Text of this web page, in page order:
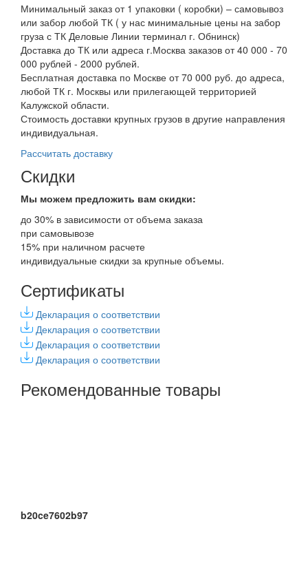
Минимальный заказ от 1 упаковки ( коробки) – самовывоз
или забор любой ТК ( у нас минимальные цены на забор
груза с ТК Деловые Линии терминал г. Обнинск)
Доставка до ТК или адреса г.Москва заказов от 40 000 - 70
000 рублей - 2000 рублей.
Бесплатная доставка по Москве от 70 000 руб. до адреса,
любой ТК г. Москвы или прилегающей территорией
Калужской области.
Стоимость доставки крупных грузов в другие направления
индивидуальная.
Рассчитать доставку
Скидки
Мы можем предложить вам скидки:
до 30% в зависимости от объема заказа
при самовывозе
15% при наличном расчете
индивидуальные скидки за крупные объемы.
Сертификаты
Декларация о соответствии
Декларация о соответствии
Декларация о соответствии
Декларация о соответствии
Рекомендованные товары
b20ce7602b97